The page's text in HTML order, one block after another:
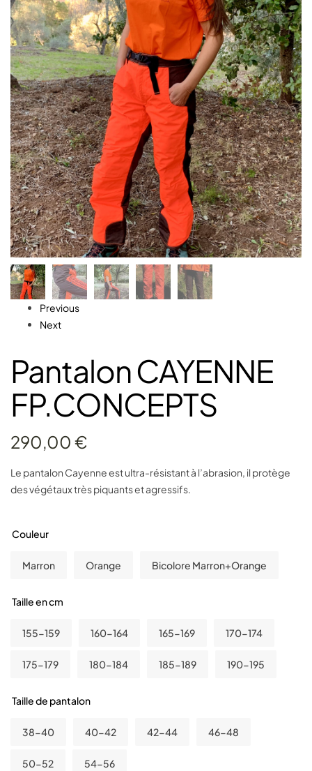
Previous
Next
Pantalon CAYENNE
FP.CONCEPTS
290,00 €
Le pantalon Cayenne est ultra-résistant à l’abrasion, il protège
des végétaux très piquants et agressifs.
Couleur
Marron Orange Bicolore Marron+Orange
Taille en cm
155-159 160-164 165-169 170-174
175-179 180-184 185-189 190-195
Taille de pantalon
38-40 40-42 42-44 46-48
50-52 54-56